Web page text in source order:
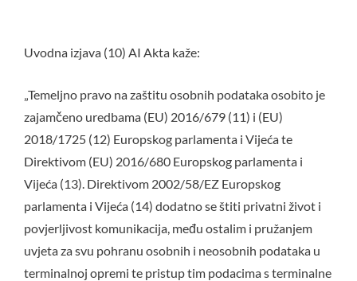
Uvodna izjava (10) AI Akta kaže:
„Temeljno pravo na zaštitu osobnih podataka osobito je
zajamčeno uredbama (EU) 2016/679 (11) i (EU)
2018/1725 (12) Europskog parlamenta i Vijeća te
Direktivom (EU) 2016/680 Europskog parlamenta i
Vijeća (13). Direktivom 2002/58/EZ Europskog
parlamenta i Vijeća (14) dodatno se štiti privatni život i
povjerljivost komunikacija, među ostalim i pružanjem
uvjeta za svu pohranu osobnih i neosobnih podataka u
terminalnoj opremi te pristup tim podacima s terminalne